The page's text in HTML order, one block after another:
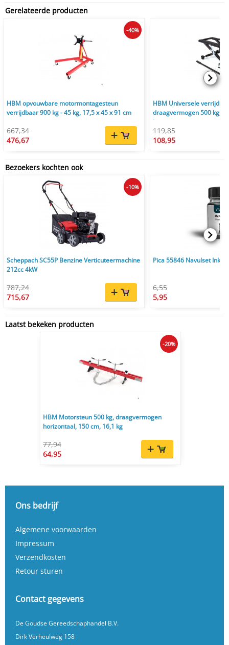
Gerelateerde producten
HBM opvouwbare motormontagesteun
verrijdbaar 900 kg - 45 kg, 17,5 x 45 x 91 cm
667,34
476,67
-40%
HBM Universele
draagvermogen 500 kg,
hoogtes
119,85
108,95
Bezoekers kochten ook
Scheppach SC55P Benzine Verticuteermachine
212cc 4kW
787,24
715,67
-10%
Pica 55846 Navulset Ink
6,55
5,95
Laatst bekeken producten
HBM Motorsteun 500 kg, draagvermogen
horizontaal, 150 cm, 16,1 kg
77,94
64,95
-20%
Ons bedrijf
Algemene voorwaarden
Impressum
Verzendkosten
Retour sturen
Contact gegevens
De Goudse Gereedschaphandel B.V.
Dirk Verheulweg 158